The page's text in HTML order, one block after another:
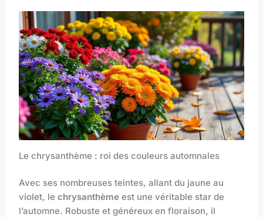
Le chrysanthème : roi des couleurs automnales
Avec ses nombreuses teintes, allant du jaune au
violet, le chrysanthème est une véritable star de
l’automne. Robuste et généreux en floraison, il